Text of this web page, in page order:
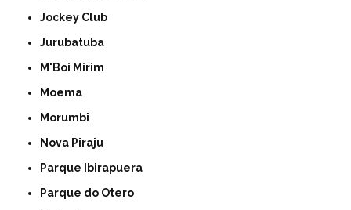
Jockey Club
Jurubatuba
M'Boi Mirim
Moema
Morumbi
Nova Piraju
Parque Ibirapuera
Parque do Otero